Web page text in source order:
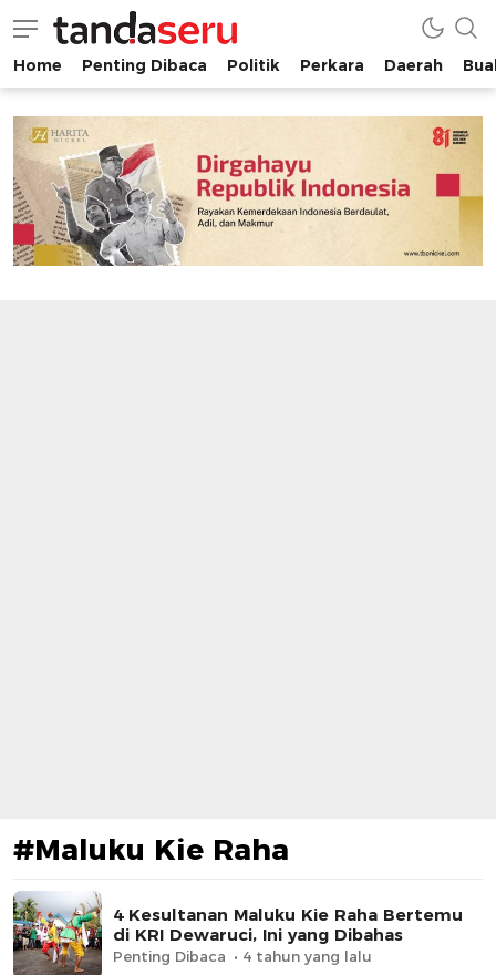
tandaseru.com | Penting Dibaca
tandaseru.com
Home Penting Dibaca Politik Perkara Daerah
#Maluku Kie Raha
4 Kesultanan Maluku Kie Raha Bertemu
di KRI Dewaruci, Ini yang Dibahas
Penting Dibaca 4 tahun yang lalu